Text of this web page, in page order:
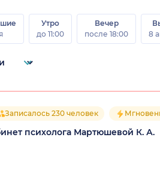
Утро
до 11:00
Вечер
после 18:00
8
Записалось 230 человек
психолога Мартюшевой К. А.